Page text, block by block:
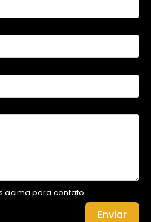
acima para contato.
Enviar